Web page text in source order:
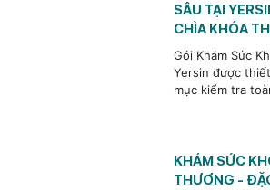
SÂU TẠI
CHÌA KHÓA
Gói Khám Sức
Yersin được
mục kiểm tra
cho các nhà
KHÁM SỨC
THƯƠNG -